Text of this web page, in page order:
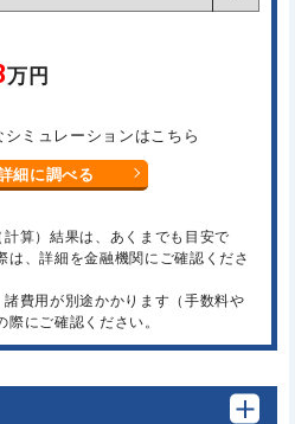
万円
ミュレーションはこちら
細に調べる
算）結果は、あくまでも目安で
は、詳細を金融機関にご確認くださ
費用が別途かかります（手数料や
にご確認ください。